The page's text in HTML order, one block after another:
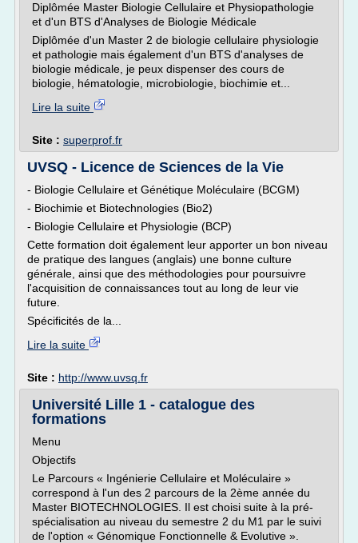
Diplômée Master Biologie Cellulaire et Physiopathologie
et d'un BTS d'Analyses de Biologie Médicale
Diplômée d'un Master 2 de biologie cellulaire physiologie
et pathologie mais également d'un BTS d'analyses de
biologie médicale, je peux dispenser des cours de
biologie, hématologie, microbiologie, biochimie et...
Lire la suite
Site : superprof.fr
UVSQ - Licence de Sciences de la Vie
- Biologie Cellulaire et Génétique Moléculaire (BCGM)
- Biochimie et Biotechnologies (Bio2)
- Biologie Cellulaire et Physiologie (BCP)
Cette formation doit également leur apporter un bon niveau
de pratique des langues (anglais) une bonne culture
générale, ainsi que des méthodologies pour poursuivre
l'acquisition de connaissances tout au long de leur vie
future.
Spécificités de la...
Lire la suite
Site : http://www.uvsq.fr
Université Lille 1 - catalogue des
formations
Menu
Objectifs
Le Parcours « Ingénierie Cellulaire et Moléculaire »
correspond à l'un des 2 parcours de la 2ème année du
Master BIOTECHNOLOGIES. Il est choisi suite à la pré-
spécialisation au niveau du semestre 2 du M1 par le suivi
de l'option « Génomique Fonctionnelle & Evolutive ».